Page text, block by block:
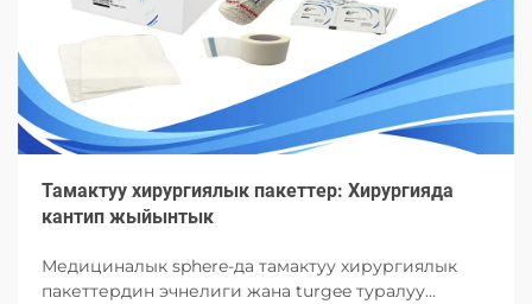
Тамактуу хирургиялык пакеттер: Хирургияда
кантип жыйынтык
Медициналык sphere-да тамактуу хирургиялык
пакеттердин эчнелиги жана turgee туралуу